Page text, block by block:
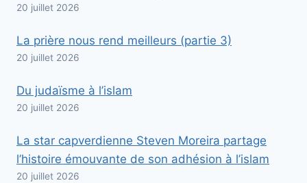
20 juillet 2026
La prière nous rend meilleurs (partie 3)
20 juillet 2026
Du judaïsme à l’islam
20 juillet 2026
La star capverdienne Steven Moreira partage
l’histoire émouvante de son adhésion à l’islam
20 juillet 2026